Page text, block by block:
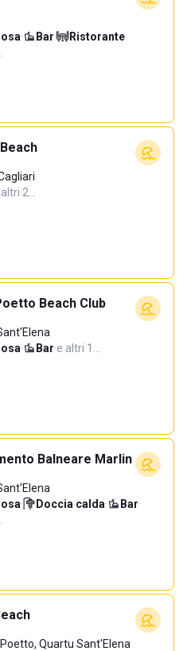
· Bar· Ristorante·
2…
Beach Club
· Bar·e altri 1…
Balneare Marlin
· Doccia calda· Bar·
Quartu Sant'Elena